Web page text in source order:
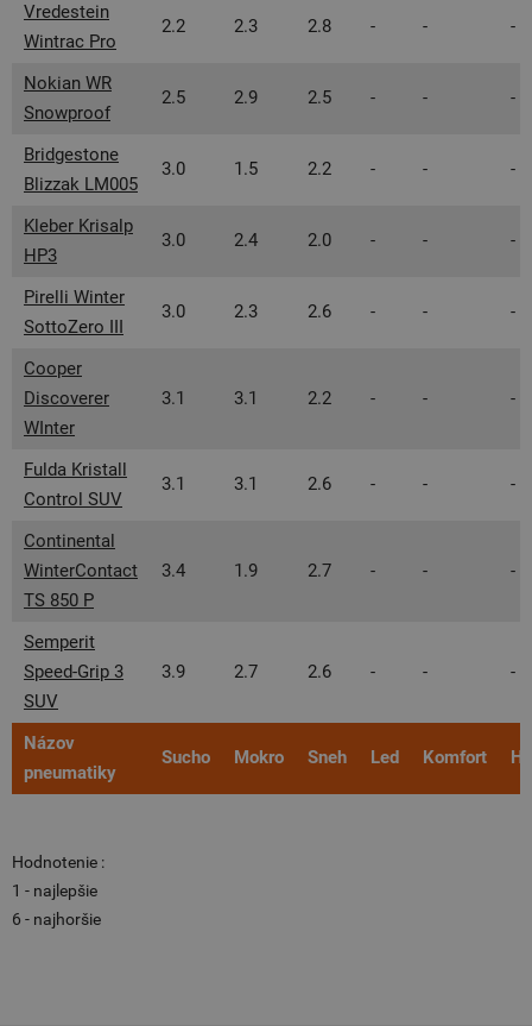
Vredestein
Wintrac Pro
2.2 2.3 2.8 - - -
Nokian WR
Snowproof
2.5 2.9 2.5 - - -
Bridgestone
Blizzak LM005
3.0 1.5 2.2 - - -
Kleber Krisalp
HP3
3.0 2.4 2.0 - - -
Pirelli Winter
SottoZero III
3.0 2.3 2.6 - - -
Cooper
Discoverer
WInter
3.1 3.1 2.2 - - -
Fulda Kristall
Control SUV
3.1 3.1 2.6 - - -
Continental
WinterContact
TS 850 P
3.4 1.9 2.7 - - -
Semperit
Speed-Grip 3
SUV
3.9 2.7 2.6 - - -
Názov
pneumatiky
Sucho Mokro Sneh Led Komfort
Hodnotenie :
1 - najlepšie
6 - najhoršie